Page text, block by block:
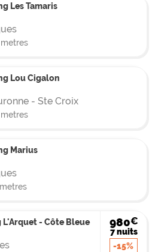
Les Tamaris
Lou Cigalon
- Ste Croix
Marius
L'Arquet - Côte Bleue 980€
7 nuits
-15%